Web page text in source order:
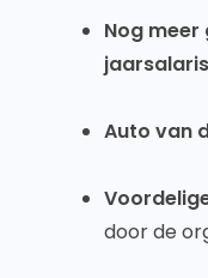
Nog meer
jaarsalaris
Auto van
door de